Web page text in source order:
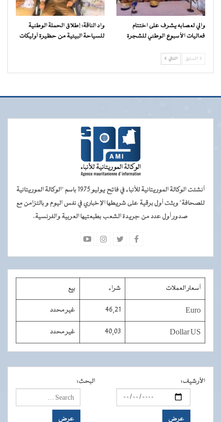
والي لعصابه يشرف على اختتام
فعاليات الأسبوع الوطني للشجرة
واد الناقة: إطلاق الحملة الوطنية
للسياحة البيئية من حظيرة آوليكات
السابق التالي
أنشئت الوكالة الموريتانية للأنباء في فاتح يوليو 1975 باسم "الوكالة الموريتانية
للصحافة" وبثت أول برقية على شريطها الإخباري في نفس اليوم و بالتزامن مع
صدور أول عدد من جريدة الشعب بطبعتيها العربية والفرنسية.
أسعار العملات شراء بيع
Euro
46,21 غير محدد
Dollar US
40,03 غير محدد
الأرشيف: البحث: